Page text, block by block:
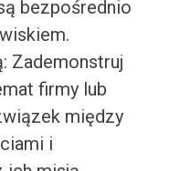
bezpośrednio
Zademonstruj
firmy lub
między
i